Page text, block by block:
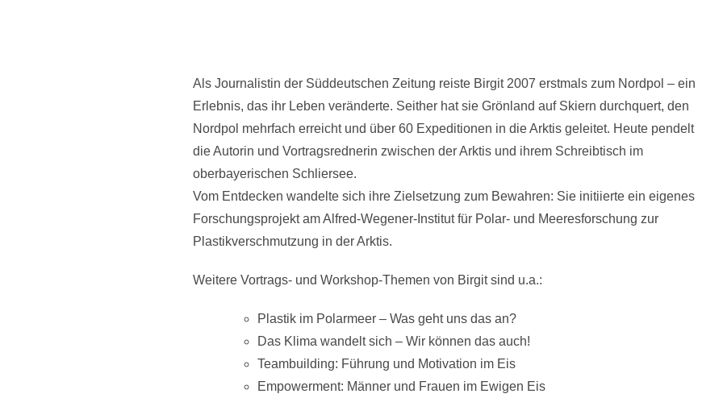
Als Journalistin der Süddeutschen Zeitung reiste Birgit 2007 erstmals zum Nordpol – ein
Erlebnis, das ihr Leben veränderte. Seither hat sie Grönland auf Skiern durchquert, den
Nordpol mehrfach erreicht und über 60 Expeditionen in die Arktis geleitet. Heute pendelt
die Autorin und Vortragsrednerin zwischen der Arktis und ihrem Schreibtisch im
oberbayerischen Schliersee.
Vom Entdecken wandelte sich ihre Zielsetzung zum Bewahren: Sie initiierte ein eigenes
Forschungsprojekt am Alfred-Wegener-Institut für Polar- und Meeresforschung zur
Plastikverschmutzung in der Arktis.
Weitere Vortrags- und Workshop-Themen von Birgit sind u.a.:
Plastik im Polarmeer – Was geht uns das an?
Das Klima wandelt sich – Wir können das auch!
Teambuilding: Führung und Motivation im Eis
Empowerment: Männer und Frauen im Ewigen Eis